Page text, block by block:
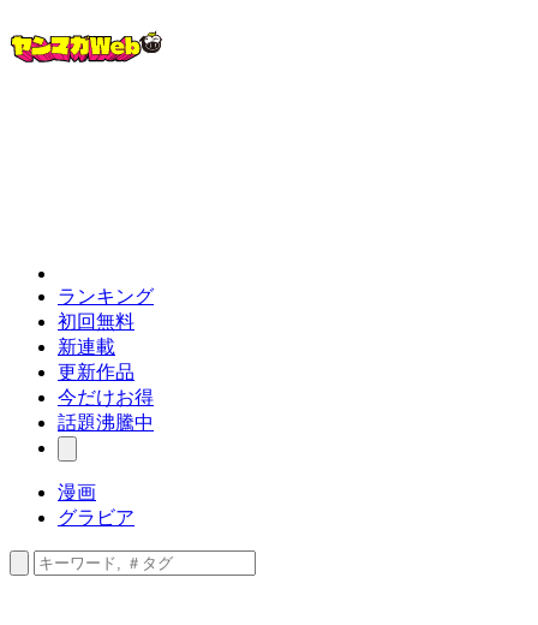
ランキング
初回無料
新連載
更新作品
今だけお得
話題沸騰中
漫画
グラビア